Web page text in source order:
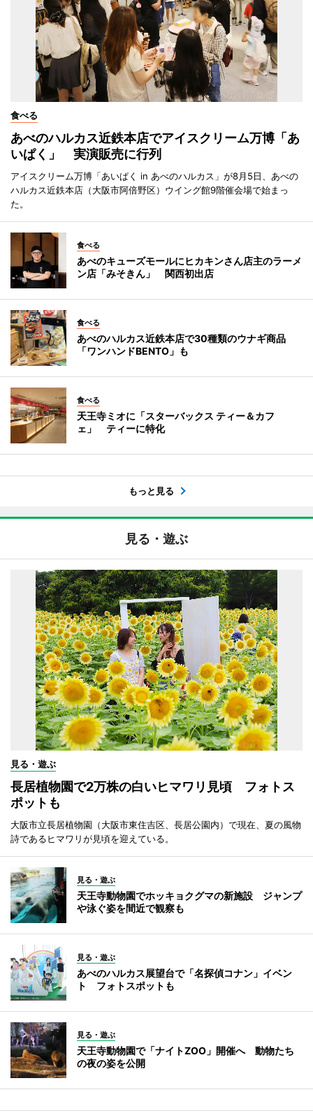
食べる
あべのハルカス近鉄本店でアイスクリーム万博「あ
いぱく」 実演販売に行列
アイスクリーム万博「あいぱく in あべのハルカス」が8月5日、あべの
ハルカス近鉄本店（大阪市阿倍野区）ウイング館9階催会場で始まっ
た。
食べる
あべのキューズモールにヒカキンさん店主のラーメ
ン店「みそきん」 関西初出店
食べる
あべのハルカス近鉄本店で30種類のウナギ商品
「ワンハンドBENTO」も
食べる
天王寺ミオに「スターバックス ティー＆カフ
ェ」 ティーに特化
もっと見る
見る・遊ぶ
見る・遊ぶ
長居植物園で2万株の白いヒマワリ見頃 フォトス
ポットも
大阪市立長居植物園（大阪市東住吉区、長居公園内）で現在、夏の風物
詩であるヒマワリが見頃を迎えている。
見る・遊ぶ
天王寺動物園でホッキョクグマの新施設 ジャンプ
や泳ぐ姿を間近で観察も
見る・遊ぶ
あべのハルカス展望台で「名探偵コナン」イベン
ト フォトスポットも
見る・遊ぶ
天王寺動物園で「ナイトZOO」開催へ 動物たち
の夜の姿を公開